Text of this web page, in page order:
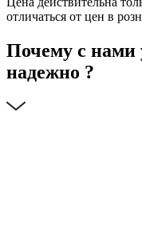
отличаться от цен в
Почему с нами
надежно ?